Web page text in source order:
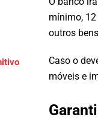
mínimo,
outros
Caso o
móveis e